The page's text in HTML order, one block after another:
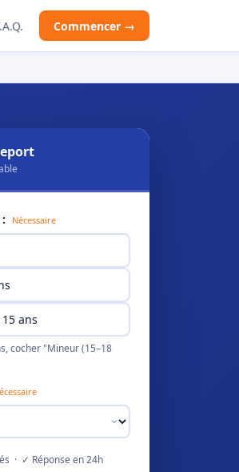
Commencer →
Nécessaire
ans
cocher "Mineur (15–18
· ✓ Réponse en 24h